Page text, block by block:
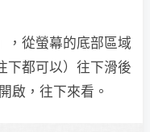
，從螢幕的底部區域
下都可以）往下滑後
啟，往下來看。